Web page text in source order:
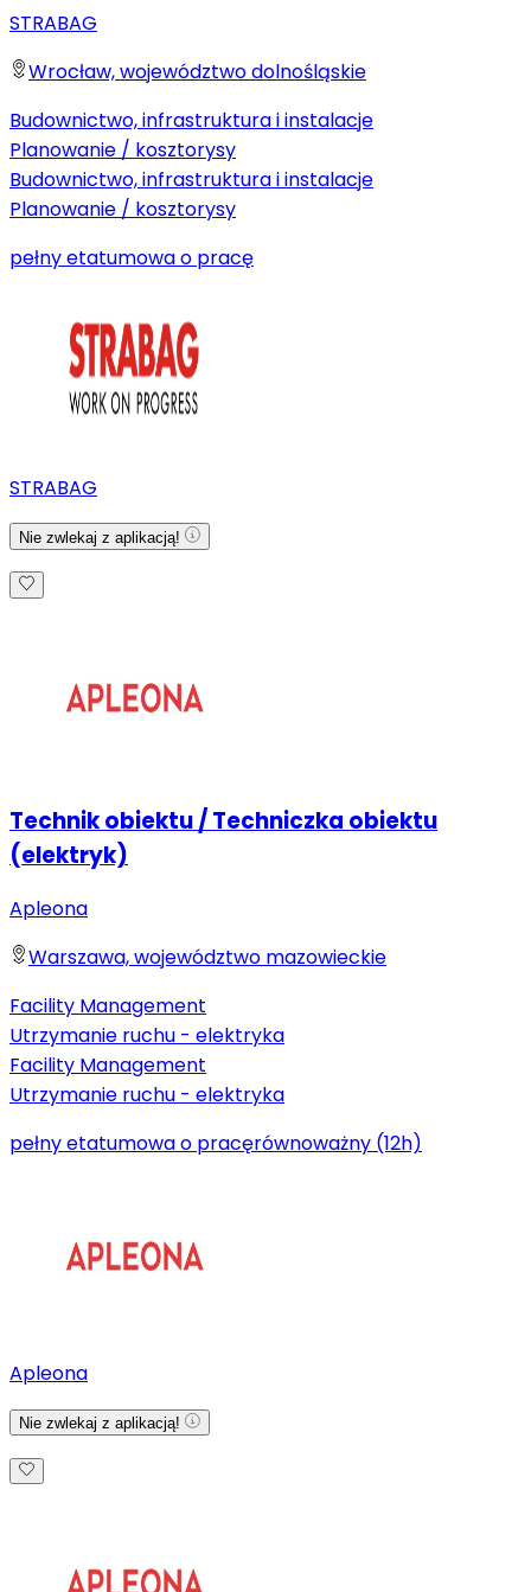
STRABAG
Wrocław, województwo dolnośląskie
Budownictwo, infrastruktura i instalacje
Planowanie / kosztorysy
Budownictwo, infrastruktura i instalacje
Planowanie / kosztorysy
pełny etatumowa o pracę
STRABAG
Nie zwlekaj z aplikacją!
Technik obiektu / Techniczka obiektu
(elektryk)
Apleona
Warszawa, województwo mazowieckie
Facility Management
Utrzymanie ruchu - elektryka
Facility Management
Utrzymanie ruchu - elektryka
pełny etatumowa o pracęrównoważny (12h)
Apleona
Nie zwlekaj z aplikacją!